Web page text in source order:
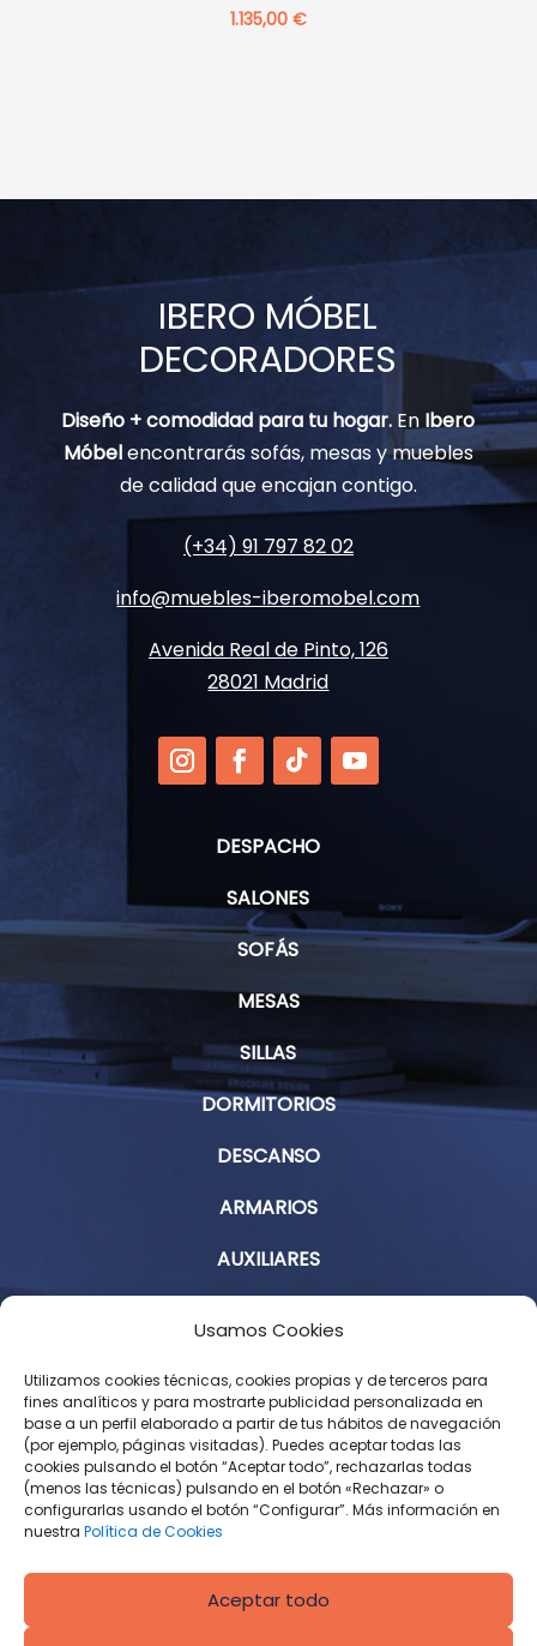
Usamos Cookies
Utilizamos cookies técnicas, cookies propias y de terceros para
fines analíticos y para mostrarte publicidad personalizada en
base a un perfil elaborado a partir de tus hábitos de navegación
(por ejemplo, páginas visitadas). Puedes aceptar todas las
cookies pulsando el botón “Aceptar todo”, rechazarlas todas
(menos las técnicas) pulsando en el botón «Rechazar» o
configurarlas usando el botón “Configurar”. Más información en
nuestra Política de Cookies
Aceptar todo
1.135,00 €
IBERO MÓBEL
DECORADORES
Diseño + comodidad para tu hogar. EnIbero
Móbelencontrarás sofás, mesas y muebles
de calidad que encajan contigo.
(+34) 91 797 82 02
info@muebles-iberomobel.com
Avenida Real de Pinto, 126
28021 Madrid
DESPACHO
SALONES
SOFÁS
MESAS
SILLAS
DORMITORIOS
DESCANSO
ARMARIOS
AUXILIARES
Aviso Legal
Política de Privacidad
Condiciones Generales de Contratación
Política de Cookies
Derecho de desistimiento